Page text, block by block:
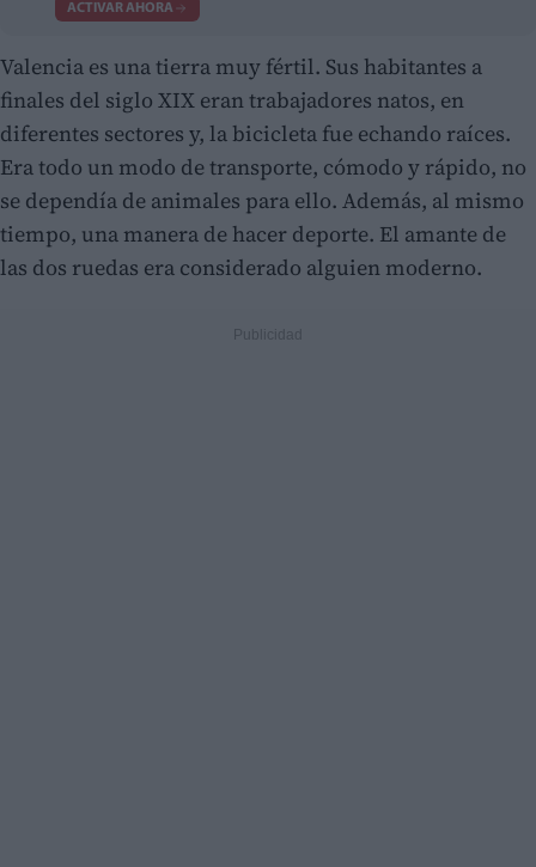
ACTIVAR AHORA
Valencia es una tierra muy fértil. Sus habitantes a
finales del siglo XIX eran trabajadores natos, en
diferentes sectores y, la bicicleta fue echando raíces.
Era todo un modo de transporte, cómodo y rápido, no
se dependía de animales para ello. Además, al mismo
tiempo, una manera de hacer deporte. El amante de
las dos ruedas era considerado alguien moderno.